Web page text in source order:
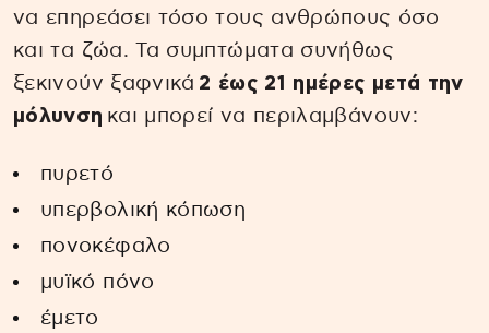
να επηρεάσει τόσο τους ανθρώπους όσο
και τα ζώα. Τα συμπτώματα συνήθως
ξεκινούν ξαφνικά 2 έως 21 ημέρες μετά την
μόλυνση και μπορεί να περιλαμβάνουν:
πυρετό
υπερβολική κόπωση
πονοκέφαλο
μυϊκό πόνο
έμετο